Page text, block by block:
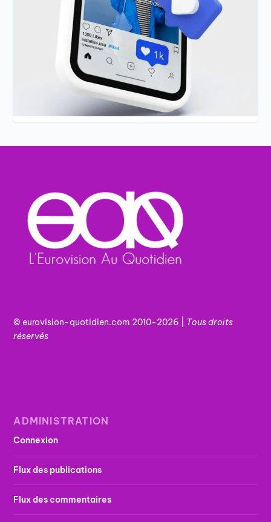
© eurovision-quotidien.com 2010-2026 | Tousdroits
réservés
ADMINISTRATION
Connexion
Flux des publications
Flux des commentaires